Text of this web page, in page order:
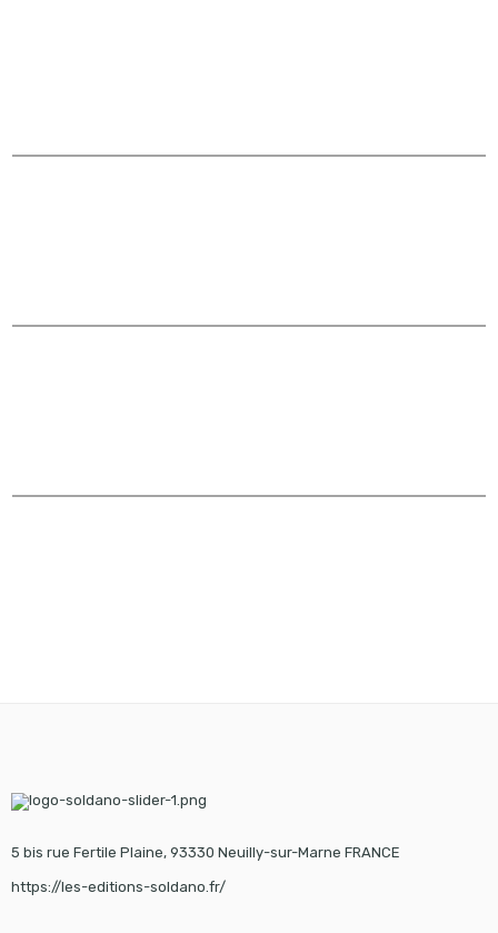
5 bis rue Fertile Plaine, 93330 Neuilly-sur-Marne FRANCE
https://les-editions-soldano.fr/